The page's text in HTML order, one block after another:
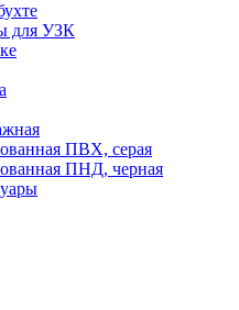
для УЗК
ПВХ, серая
ПНД, черная